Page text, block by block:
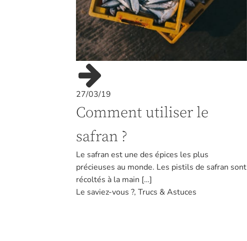
27/03/19
Comment utiliser le
safran ?
Le safran est une des épices les plus
précieuses au monde. Les pistils de safran sont
récoltés à la main […]
Le saviez-vous ?, Trucs & Astuces